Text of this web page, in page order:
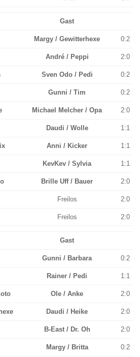
Gast
Margy / Gewitterhexe 0:2
André / Peppi 2:0
Sven Odo / Pedi 0:2
Gunni / Tim 0:2
Michael Melcher / Opa 2:0
Daudi / Wolle 1:1
Anni / Kicker 1:1
KevKev / Sylvia 1:1
Brille Uff / Bauer 2:0
Freilos 2:0
Freilos 2:0
Gast
Gunni / Barbara 0:2
Rainer / Pedi 1:1
Ole / Anke 2:0
Daudi / Heike 2:0
B-East / Dr. Oh 2:0
Margy / Britta 0:2